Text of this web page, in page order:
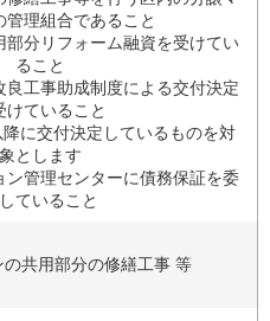
管理組合であること
部分リフォーム融資を受けてい
ること
工事助成制度による交付決定
けていること
降に交付決定しているものを対
象とします
ン管理センターに債務保証を委
ていること
共用部分の修繕工事 等